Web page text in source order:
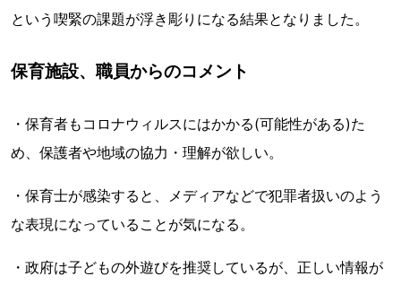
という喫緊の課題が浮き彫りになる結果となりました。
保育施設、職員からのコメント
・保育者もコロナウィルスにはかかる(可能性がある)た
め、保護者や地域の協力・理解が欲しい。
・保育士が感染すると、メディアなどで犯罪者扱いのよう
な表現になっていることが気になる。
・政府は子どもの外遊びを推奨しているが、正しい情報が